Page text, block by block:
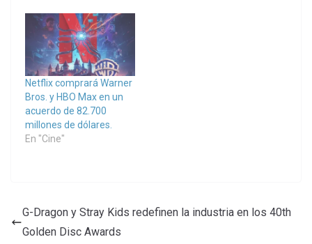
Netflix comprará Warner
Bros. y HBO Max en un
acuerdo de 82.700
millones de dólares.
En "Cine"
G-Dragon y Stray Kids redefinen la industria en los 40th
Golden Disc Awards